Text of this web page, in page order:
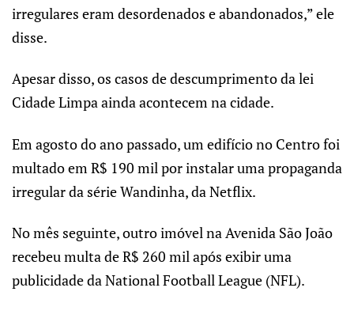
irregulares eram desordenados e abandonados,” ele
disse.
Apesar disso, os casos de descumprimento da lei
Cidade Limpa ainda acontecem na cidade.
Em agosto do ano passado, um edifício no Centro foi
multado em R$ 190 mil por instalar uma propaganda
irregular da série Wandinha, da Netflix.
No mês seguinte, outro imóvel na Avenida São João
recebeu multa de R$ 260 mil após exibir uma
publicidade da National Football League (NFL).